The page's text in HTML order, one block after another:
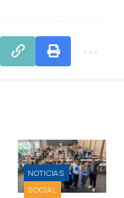
NOTICIAS
SOCIAL